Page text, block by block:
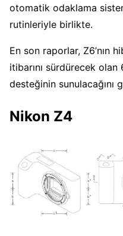
otomatik odaklama
rutinleriyle birlikte.
En son raporlar, Z6’nın
itibarını sürdürecek olan
desteğinin sunulacağını
Nikon Z4